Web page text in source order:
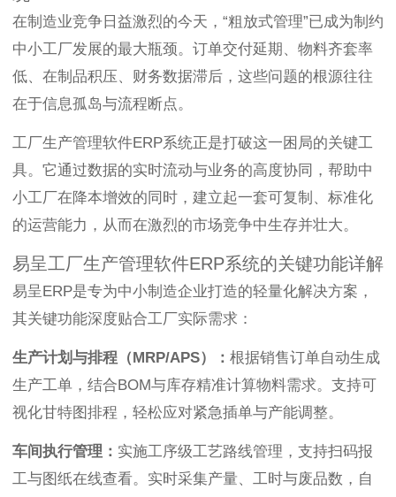
在制造业竞争日益激烈的今天，“粗放式管理”已成为制约
中小工厂发展的最大瓶颈。订单交付延期、物料齐套率
低、在制品积压、财务数据滞后，这些问题的根源往往
在于信息孤岛与流程断点。
工厂生产管理软件ERP系统正是打破这一困局的关键工
具。它通过数据的实时流动与业务的高度协同，帮助中
小工厂在降本增效的同时，建立起一套可复制、标准化
的运营能力，从而在激烈的市场竞争中生存并壮大。
易呈工厂生产管理软件ERP系统的关键功能详解
易呈ERP是专为中小制造企业打造的轻量化解决方案，
其关键功能深度贴合工厂实际需求：
生产计划与排程（MRP/APS）： 根据销售订单自动生成
生产工单，结合BOM与库存精准计算物料需求。支持可
视化甘特图排程，轻松应对紧急插单与产能调整。
车间执行管理： 实施工序级工艺路线管理，支持扫码报
工与图纸在线查看。实时采集产量、工时与废品数，自